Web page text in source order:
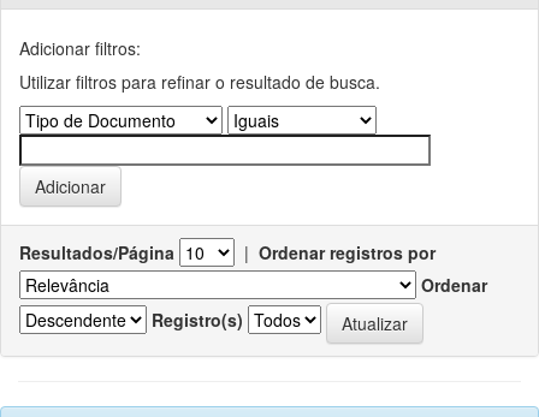
Adicionar filtros:
Utilizar filtros para refinar o resultado de busca.
Resultados/Página | Ordenar registros por
Ordenar
Registro(s)